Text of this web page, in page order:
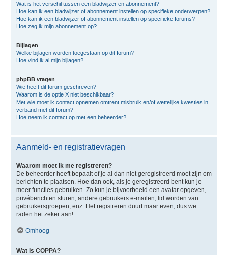
Wat is het verschil tussen een bladwijzer en abonnement?
Hoe kan ik een bladwijzer of abonnement instellen op specifieke onderwerpen?
Hoe kan ik een bladwijzer of abonnement instellen op specifieke forums?
Hoe zeg ik mijn abonnement op?
Bijlagen
Welke bijlagen worden toegestaan op dit forum?
Hoe vind ik al mijn bijlagen?
phpBB vragen
Wie heeft dit forum geschreven?
Waarom is de optie X niet beschikbaar?
Met wie moet ik contact opnemen omtrent misbruik en/of wettelijke kwesties in
verband met dit forum?
Hoe neem ik contact op met een beheerder?
Aanmeld- en registratievragen
Waarom moet ik me registreren?
De beheerder heeft bepaalt of je al dan niet geregistreerd moet zijn om
berichten te plaatsen. Hoe dan ook, als je geregistreerd bent kun je
meer functies gebruiken. Zo kun je bijvoorbeeld een avatar opgeven,
privéberichten sturen, andere gebruikers e-mailen, lid worden van
gebruikersgroepen, enz. Het registreren duurt maar even, dus we
raden het zeker aan!
Omhoog
Wat is COPPA?